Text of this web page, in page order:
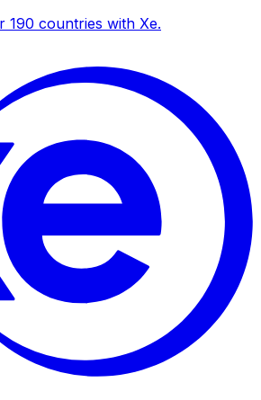
190 countries with Xe.